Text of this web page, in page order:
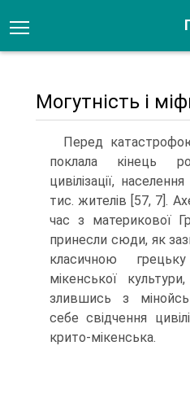
Могутність і
Перед
поклала кінець
цивілізації,
тис. жителів [57, 7].
час з материкової
принесли сюди, як
класичною
мікенської
злившись з
себе свідчення
крито-мікенська.